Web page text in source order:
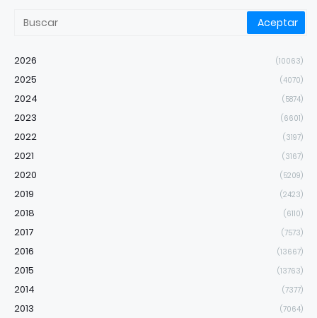
2026 (10063)
2025 (4070)
2024 (5874)
2023 (6601)
2022 (3197)
2021 (3167)
2020 (5209)
2019 (2423)
2018 (6110)
2017 (7573)
2016 (13667)
2015 (13763)
2014 (7377)
2013 (7064)